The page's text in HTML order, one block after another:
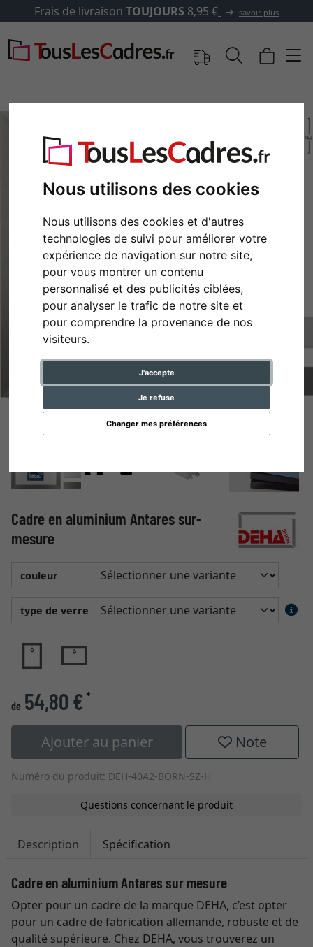
Nous utilisons des cookies
Nous utilisons des cookies et d'autres
technologies de suivi pour améliorer votre
expérience de navigation sur notre site,
pour vous montrer un contenu
personnalisé et des publicités ciblées,
pour analyser le trafic de notre site et
pour comprendre la provenance de nos
visiteurs.
J'accepte
Je refuse
Changer mes préférences
de livraison TOUJOURS8,95 € savoir plus
Retour
Cadre en aluminium Antares sur-
mesure
couleur
type de verre
de 54,80 €*
Ajouter au panier Note
Numéro du produit: DEH-40A2-BORN-SZ-H
Questions concernant le produit
Description Spécification
Cadre en aluminium Antares sur mesure
Opter pour un cadre de la marque DEHA, c’est opter
pour un cadre de fabrication allemande, robuste et de
qualité supérieure. Chez DEHA, vous trouverez un